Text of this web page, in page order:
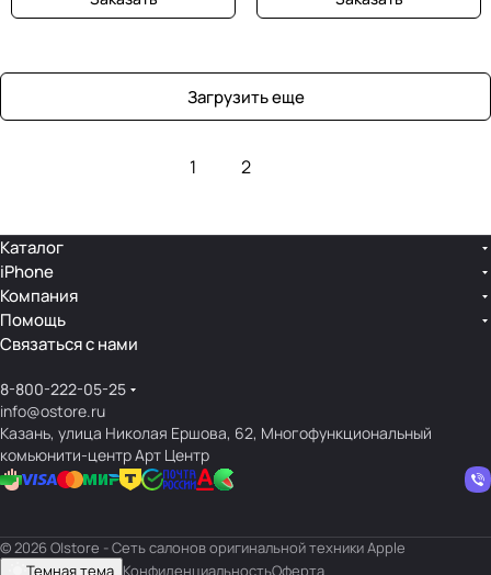
Загрузить еще
1 2
Каталог
iPhone
Компания
Помощь
Связаться с нами
8-800-222-05-25
info@ostore.ru
Казань, улица Николая Ершова, 62, Многофункциональный
комьюнити-центр Арт Центр
© 2026 O|store - Сеть салонов оригинальной техники Apple
Темная тема КонфиденциальностьОферта